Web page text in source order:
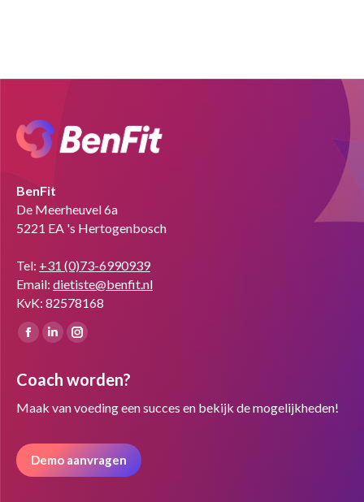
BenFit
De Meerheuvel 6a
5221 EA 's Hertogenbosch
Tel: +31 (0)73-6990939
Email: dietiste@benfit.nl
KvK: 82578168
Vind ons op:
Facebook
opens
in
window
Linkedin
opens
in
window
Instagram
opens
in
window
Coach worden?
Maak van voeding een succes en bekijk de mogelijkheden!
Demo aanvragen